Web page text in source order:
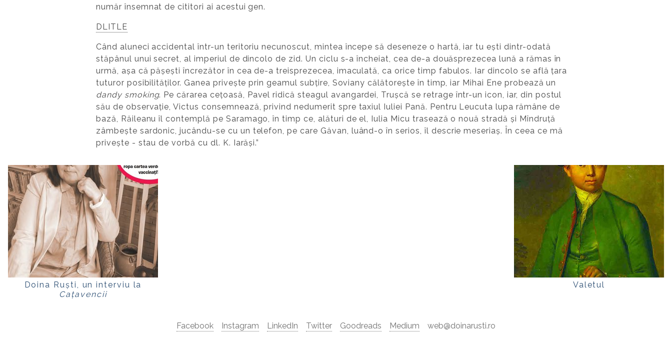
număr însemnat de cititori ai acestui gen.
DLITLE
Când aluneci accidental într-un teritoriu necunoscut, mintea începe să deseneze o hartă, iar tu ești dintr-odată
stăpânul unui secret, al imperiul de dincolo de zid. Un ciclu s-a încheiat, cea de-a douăsprezecea lună a rămas în
urmă, așa că pășești încrezător în cea de-a treisprezecea, imaculată, ca orice timp fabulos. Iar dincolo se află țara
tuturor posibilităților. Ganea privește prin geamul subțire, Soviany călătorește în timp, iar Mihai Ene probează un
dandy smoking. Pe cărarea cețoasă, Pavel ridică steagul avangardei, Trușcă se retrage într-un icon, iar, din postul
său de observație, Victus consemnează, privind nedumerit spre taxiul Iuliei Pană. Pentru Leucuta lupa rămâne de
bază, Răileanu îl contemplă pe Saramago, în timp ce, alături de el, Iulia Micu trasează o nouă stradă și Mîndruță
zâmbește sardonic, jucându-se cu un telefon, pe care Găvan, luând-o în serios, îl descrie meseriaș. În ceea ce mă
privește - stau de vorbă cu dl. K. Iarăși.”
Valetul
Doina Ruști, un interviu la
Cațavencii
Facebook Instagram LinkedIn Twitter Goodreads Medium web@doinarusti.ro